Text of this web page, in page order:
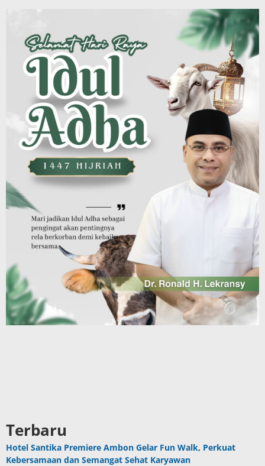
Terbaru
Hotel Santika Premiere Ambon Gelar Fun Walk, Perkuat
Kebersamaan dan Semangat Sehat Karyawan